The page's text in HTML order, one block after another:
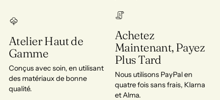
Atelier Haut de
Gamme
Conçus avec soin, en utilisant
des matériaux de bonne
qualité.
Achetez
Maintenant, Payez
Plus Tard
Nous utilisons PayPal en
quatre fois sans frais, Klarna
et Alma.